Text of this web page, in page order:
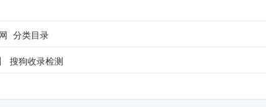
分类目录
搜狗收录检测